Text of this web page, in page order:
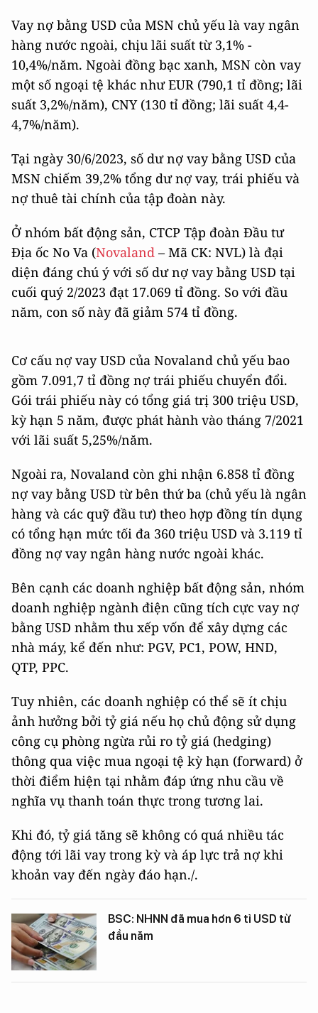
Vay nợ bằng USD của MSN chủ yếu là vay ngân
hàng nước ngoài, chịu lãi suất từ 3,1% -
10,4%/năm. Ngoài đồng bạc xanh, MSN còn vay
một số ngoại tệ khác như EUR (790,1 tỉ đồng; lãi
suất 3,2%/năm), CNY (130 tỉ đồng; lãi suất 4,4-
4,7%/năm).
Tại ngày 30/6/2023, số dư nợ vay bằng USD của
MSN chiếm 39,2% tổng dư nợ vay, trái phiếu và
nợ thuê tài chính của tập đoàn này.
Ở nhóm bất động sản, CTCP Tập đoàn Đầu tư
Địa ốc No Va (Novaland – Mã CK: NVL) là đại
diện đáng chú ý với số dư nợ vay bằng USD tại
cuối quý 2/2023 đạt 17.069 tỉ đồng. So với đầu
năm, con số này đã giảm 574 tỉ đồng.
Cơ cấu nợ vay USD của Novaland chủ yếu bao
gồm 7.091,7 tỉ đồng nợ trái phiếu chuyển đổi.
Gói trái phiếu này có tổng giá trị 300 triệu USD,
kỳ hạn 5 năm, được phát hành vào tháng 7/2021
với lãi suất 5,25%/năm.
Ngoài ra, Novaland còn ghi nhận 6.858 tỉ đồng
nợ vay bằng USD từ bên thứ ba (chủ yếu là ngân
hàng và các quỹ đầu tư) theo hợp đồng tín dụng
có tổng hạn mức tối đa 360 triệu USD và 3.119 tỉ
đồng nợ vay ngân hàng nước ngoài khác.
Bên cạnh các doanh nghiệp bất động sản, nhóm
doanh nghiệp ngành điện cũng tích cực vay nợ
bằng USD nhằm thu xếp vốn để xây dựng các
nhà máy, kể đến như: PGV, PC1, POW, HND,
QTP, PPC.
Tuy nhiên, các doanh nghiệp có thể sẽ ít chịu
ảnh hưởng bởi tỷ giá nếu họ chủ động sử dụng
công cụ phòng ngừa rủi ro tỷ giá (hedging)
thông qua việc mua ngoại tệ kỳ hạn (forward) ở
thời điểm hiện tại nhằm đáp ứng nhu cầu về
nghĩa vụ thanh toán thực trong tương lai.
Khi đó, tỷ giá tăng sẽ không có quá nhiều tác
động tới lãi vay trong kỳ và áp lực trả nợ khi
khoản vay đến ngày đáo hạn./.
BSC: NHNN đã mua hơn 6 tỉ USD từ
đầu năm